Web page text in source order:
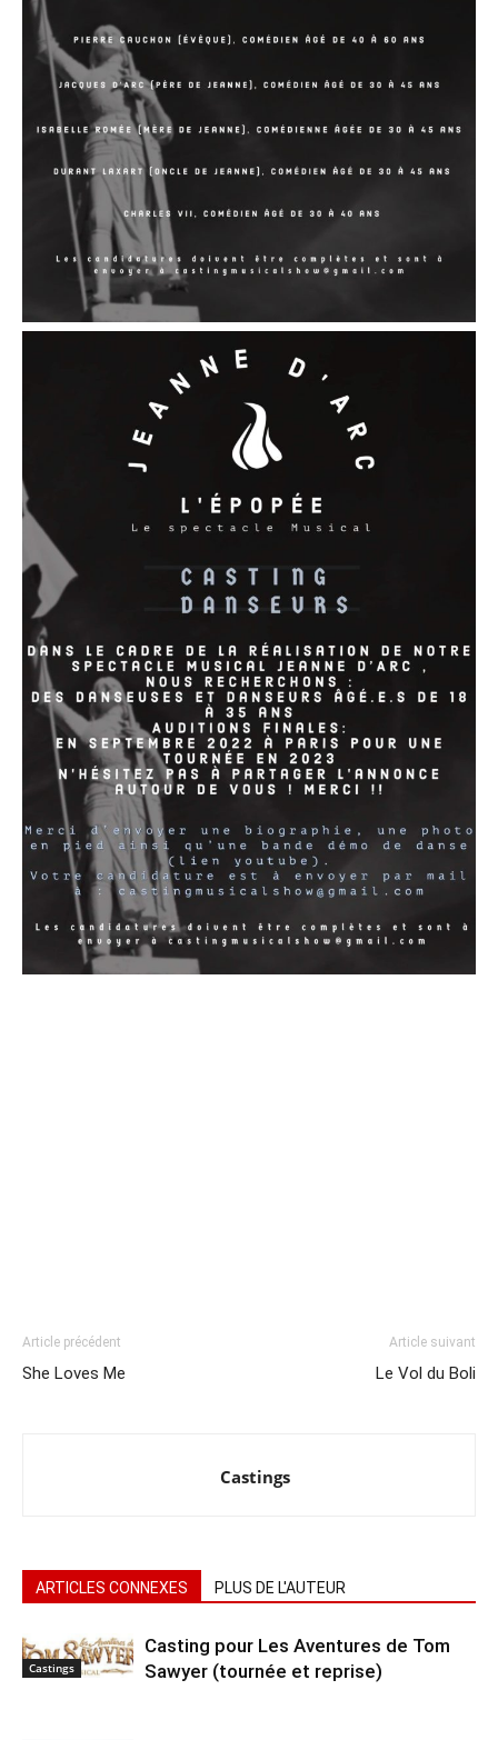
Article précédent
She Loves Me
Article suivant
Le Vol du Boli
Castings
ARTICLES CONNEXES PLUS DE L'AUTEUR
Castings
Casting pour Les Aventures de Tom
Sawyer (tournée et reprise)